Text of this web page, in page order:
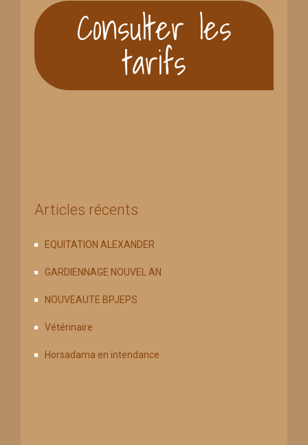
Consulter les
tarifs
Articles récents
EQUITATION ALEXANDER
GARDIENNAGE NOUVEL AN
NOUVEAUTE BPJEPS
Vétérinaire
Horsadama en intendance